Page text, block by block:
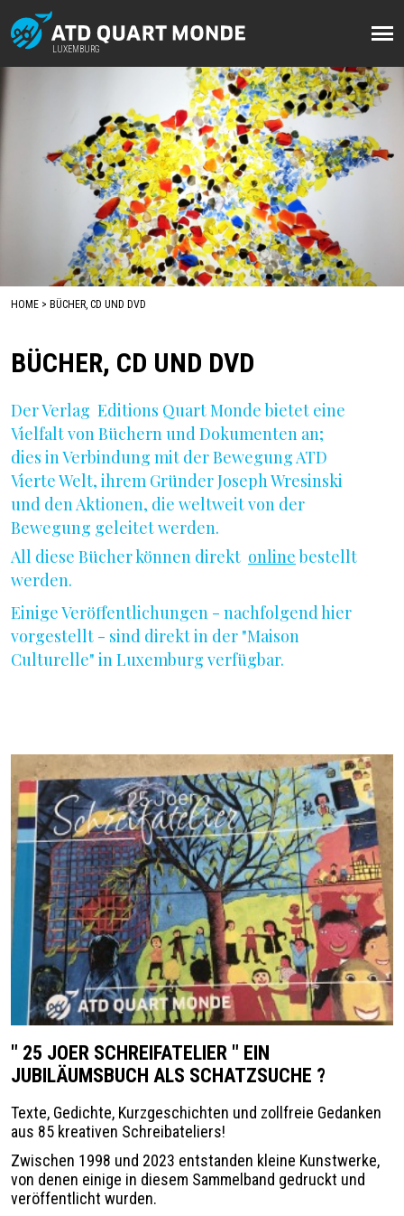
LUXEMBURG
Direkt
zum
Inhalt
LUXEMBURG
HOME BÜCHER, CD UND DVD
BÜCHER, CD UND DVD
Der Verlag Editions Quart Mondebietet eine
Vielfalt von Büchern und Dokumenten an;
dies in Verbindung mit der Bewegung ATD
Vierte Welt, ihrem Gründer Joseph Wresinski
und den Aktionen, die weltweit von der
Bewegung geleitet werden.
All diese Bücher können direkt onlinebestellt
werden.
Einige Veröffentlichungen - nachfolgend hier
vorgestellt - sind direkt in der "Maison
Culturelle" in Luxemburg verfügbar.
" 25 JOER SCHREIFATELIER " EIN
JUBILÄUMSBUCH ALS SCHATZSUCHE ?
Texte, Gedichte, Kurzgeschichten und zollfreie Gedanken
aus 85 kreativen Schreibateliers!
Zwischen 1998 und 2023 entstanden kleine Kunstwerke,
von denen einige in diesem Sammelband gedruckt und
veröffentlicht wurden.